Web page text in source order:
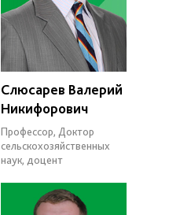
Слюсарев Валерий
Никифорович
Профессор, Доктор
сельскохозяйственных
наук, доцент